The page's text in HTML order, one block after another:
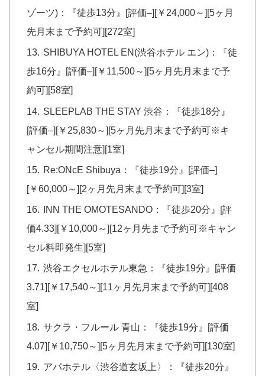
ゾーツ)：『徒歩13分』[評価–][￥24,000～][5ヶ月
先月末まで予約可][272室]
SHIBUYA HOTEL EN(渋谷ホテル エン)：『徒
歩16分』[評価–][￥11,500～][5ヶ月先月末まで予
約可][58室]
SLEEPLAB THE STAY 渋谷：『徒歩18分』
[評価–][￥25,830～][5ヶ月先月末まで予約可※キ
ャンセル期間注意][1室]
Re:ONcE Shibuya：『徒歩19分』[評価–]
[￥60,000～][2ヶ月先月末まで予約可][3室]
INN THE OMOTESANDO：『徒歩20分』[評
価4.33][￥10,000～][12ヶ月先まで予約可※キャン
セル料即発生][5室]
渋谷エクセルホテル東急：『徒歩19分』[評価
3.71][￥17,540～][11ヶ月先月末まで予約可][408
室]
サクラ・フルール 青山：『徒歩19分』[評価
4.07][￥10,750～][5ヶ月先月末まで予約可][130室]
アパホテル〈渋谷道玄坂上〉：『徒歩20分』